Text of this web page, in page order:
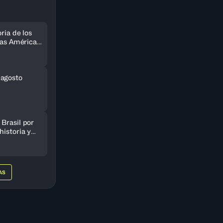
de los
Américas
Brasil por
y